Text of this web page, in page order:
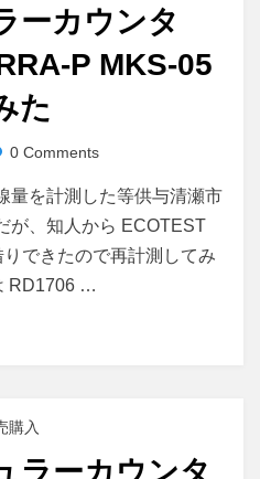
ーカウンタ
P MKS-05
た
0 Comments
を計測した等供与清瀬市
が、知人から ECOTEST
できたので再計測してみ
RD1706 …
購入
ラーカウンタ